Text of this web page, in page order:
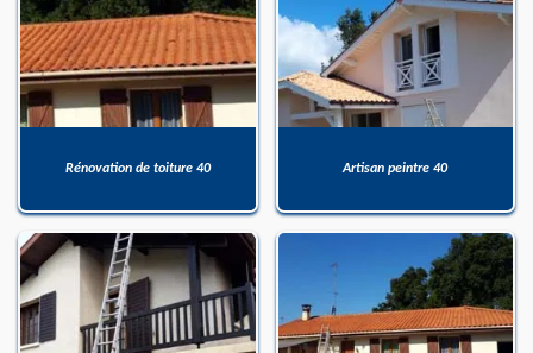
Rénovation de toiture 40 Artisan peintre 40